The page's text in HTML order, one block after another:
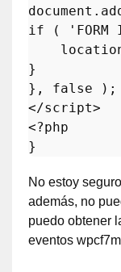
document.
if ( 'FORM
}
}, false );
<?php
No estoy
además, no
puedo obtener
eventos